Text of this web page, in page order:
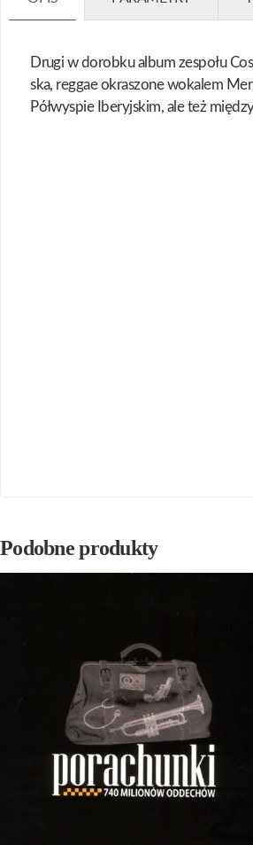
Drugi w dorobku album zespołu
ska, reggae okraszone wokalem
Półwyspie Iberyjskim, ale też
Podobne produkty